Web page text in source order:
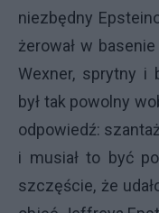
niezbędny
żerował w
Wexner, sprytny i
był tak powolny
odpowiedź:
i musiał to być
szczęście, że